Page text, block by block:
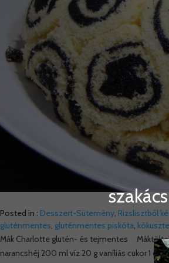
Posted in : Desszert-Sütemény, Rizslisztből
gluténmentes, gluténmentes piskóta,
Mák Charlotte glutén- és tejmentes
narancshéj 200 ml víz 20 g vaníliás cukor 1